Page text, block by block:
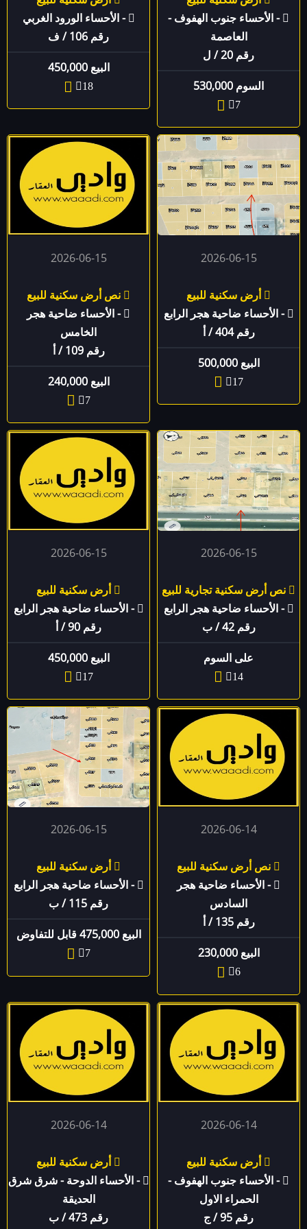
- الأحساء الورود الغربي
رقم 106 / ف
البيع 450,000
18
- الأحساء جنوب الهفوف -
العاصمة
رقم ‏20 / ل
السوم 530,000
7
2026-06-15
نص أرض سكنية للبيع
- الأحساء ضاحية هجر
الخامس
رقم 109 / أ
البيع 240,000
7
2026-06-15
أرض سكنية للبيع
- الأحساء ضاحية هجر الرابع
رقم 404 / أ
البيع 500,000
17
2026-06-15
أرض سكنية للبيع
- الأحساء ضاحية هجر الرابع
رقم 90 / أ
البيع 450,000
17
2026-06-15
نص أرض سكنية تجارية للبيع
- الأحساء ضاحية هجر الرابع
رقم 42 / ب
على السوم
14
2026-06-15
أرض سكنية للبيع
- الأحساء ضاحية هجر الرابع
رقم 115 / ب
البيع 475,000 قابل للتفاوض
7
2026-06-14
نص أرض سكنية للبيع
- الأحساء ضاحية هجر
السادس
رقم 135 / أ
البيع 230,000
6
2026-06-14
أرض سكنية للبيع
- الأحساء الدوحة - شرق شرق
الحديقة
رقم 473 / ب
2026-06-14
أرض سكنية للبيع
- الأحساء جنوب الهفوف -
الحمراء الاول
رقم 95 / ج